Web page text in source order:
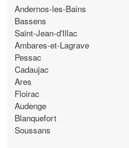
Andernos-les-Bains
Bassens
Saint-Jean-d'Illac
Ambares-et-Lagrave
Pessac
Cadaujac
Ares
Floirac
Audenge
Blanquefort
Soussans